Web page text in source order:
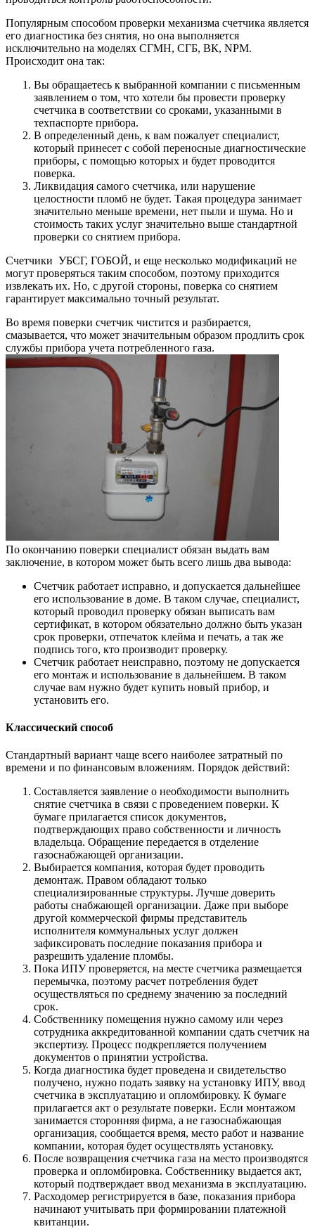
Популярным способом проверки механизма счетчика является
его диагностика без снятия, но она выполняется
исключительно на моделях СГМН, СГБ, ВК, NPM.
Происходит она так:
Вы обращаетесь к выбранной компании с письменным
заявлением о том, что хотели бы провести проверку
счетчика в соответствии со сроками, указанными в
техпаспорте прибора.
В определенный день, к вам пожалует специалист,
который принесет с собой переносные диагностические
приборы, с помощью которых и будет проводится
поверка.
Ликвидация самого счетчика, или нарушение
целостности пломб не будет. Такая процедура занимает
значительно меньше времени, нет пыли и шума. Но и
стоимость таких услуг значительно выше стандартной
проверки со снятием прибора.
Счетчики УБСГ, ГОБОЙ, и еще несколько модификаций не
могут проверяться таким способом, поэтому приходится
извлекать их. Но, с другой стороны, поверка со снятием
гарантирует максимально точный результат.
Во время поверки счетчик чистится и разбирается,
смазывается, что может значительным образом продлить срок
службы прибора учета потребленного газа.
По окончанию поверки специалист обязан выдать вам
заключение, в котором может быть всего лишь два вывода:
Счетчик работает исправно, и допускается дальнейшее
его использование в доме. В таком случае, специалист,
который проводил проверку обязан выписать вам
сертификат, в котором обязательно должно быть указан
срок проверки, отпечаток клейма и печать, а так же
подпись того, кто производит проверку.
Счетчик работает неисправно, поэтому не допускается
его монтаж и использование в дальнейшем. В таком
случае вам нужно будет купить новый прибор, и
установить его.
Классический способ
Стандартный вариант чаще всего наиболее затратный по
времени и по финансовым вложениям. Порядок действий:
Составляется заявление о необходимости выполнить
снятие счетчика в связи с проведением поверки. К
бумаге прилагается список документов,
подтверждающих право собственности и личность
владельца. Обращение передается в отделение
газоснабжающей организации.
Выбирается компания, которая будет проводить
демонтаж. Правом обладают только
специализированные структуры. Лучше доверить
работы снабжающей организации. Даже при выборе
другой коммерческой фирмы представитель
исполнителя коммунальных услуг должен
зафиксировать последние показания прибора и
разрешить удаление пломбы.
Пока ИПУ проверяется, на месте счетчика размещается
перемычка, поэтому расчет потребления будет
осуществляться по среднему значению за последний
срок.
Собственнику помещения нужно самому или через
сотрудника аккредитованной компании сдать счетчик на
экспертизу. Процесс подкрепляется получением
документов о принятии устройства.
Когда диагностика будет проведена и свидетельство
получено, нужно подать заявку на установку ИПУ, ввод
счетчика в эксплуатацию и опломбировку. К бумаге
прилагается акт о результате поверки. Если монтажом
занимается сторонняя фирма, а не газоснабжающая
организация, сообщается время, место работ и название
компании, которая будет осуществлять установку.
После возвращения счетчика газа на место производятся
проверка и опломбировка. Собственнику выдается акт,
который подтверждает ввод механизма в эксплуатацию.
Расходомер регистрируется в базе, показания прибора
начинают учитывать при формировании платежной
квитанции.